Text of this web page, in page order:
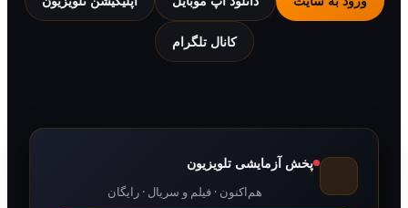
کانال تلگرام
پخش آزمایشی تلویزیون
هم‌اکنون · فیلم و سریال · رایگان